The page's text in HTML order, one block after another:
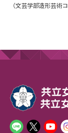
（文芸学部造形芸術コ